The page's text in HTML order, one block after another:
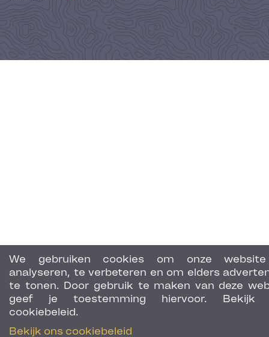
We gebruiken cookies om onze
analyseren, te verbeteren en om elders
te tonen. Door gebruik te maken van deze
geef je toestemming hiervoor. Bekijk
cookiebeleid.
Bekijk ons cookiebeleid